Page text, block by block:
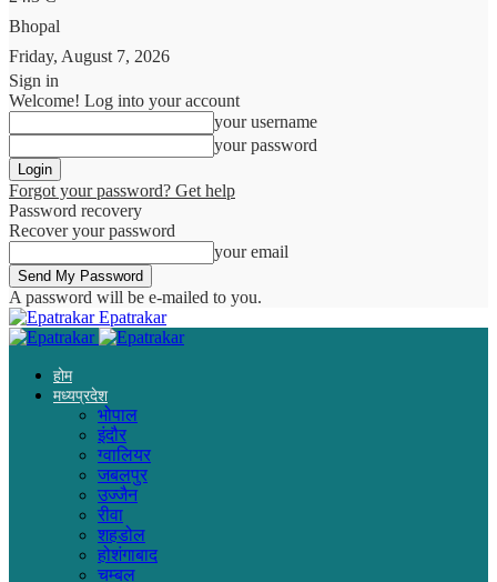
Bhopal
Friday, August 7, 2026
Sign in
Welcome! Log into your account
your username
your password
Forgot your password? Get help
Password recovery
Recover your password
your email
A password will be e-mailed to you.
Epatrakar
होम
मध्यप्रदेश
भोपाल
इंदौर
ग्वालियर
जबलपुर
उज्जैन
रीवा
शहडोल
होशंगाबाद
चम्बल